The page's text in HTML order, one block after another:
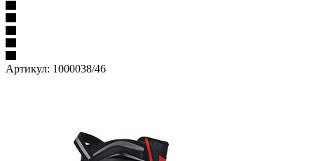
Артикул: 1000038/46